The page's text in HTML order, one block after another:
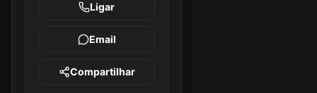
Ligar
Email
Compartilhar